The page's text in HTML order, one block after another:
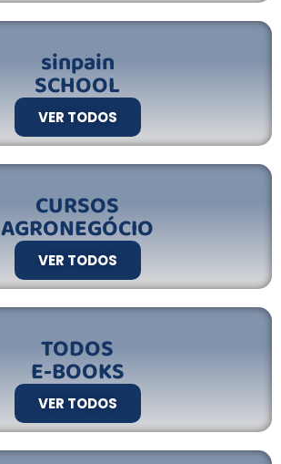
sinpain
SCHOOL
VER TODOS
CURSOS
AGRONEGÓCIO
VER TODOS
TODOS
E-BOOKS
VER TODOS